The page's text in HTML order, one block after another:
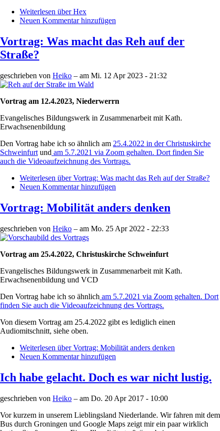
Weiterlesen über Hex
Neuen Kommentar hinzufügen
Vortrag: Was macht das Reh auf der
Straße?
geschrieben von Heiko – am Mi. 12 Apr 2023 - 21:32
Vortrag am 12.4.2023, Niederwerrn
Evangelisches Bildungswerk in Zusammenarbeit mit Kath.
Erwachsenenbildung
Den Vortrag habe ich so ähnlich am 25.4.2022 in der Christuskirche
Schweinfurt und am 5.7.2021 via Zoom gehalten. Dort finden Sie
auch die Videoaufzeichnung des Vortrags.
Weiterlesen über Vortrag: Was macht das Reh auf der Straße?
Neuen Kommentar hinzufügen
Vortrag: Mobilität anders denken
geschrieben von Heiko – am Mo. 25 Apr 2022 - 22:33
Vortrag am 25.4.2022, Christuskirche Schweinfurt
Evangelisches Bildungswerk in Zusammenarbeit mit Kath.
Erwachsenenbildung und VCD
Den Vortrag habe ich so ähnlich am 5.7.2021 via Zoom gehalten. Dort
finden Sie auch die Videoaufzeichnung des Vortrags.
Von diesem Vortrag am 25.4.2022 gibt es lediglich einen
Audiomitschnitt, siehe oben.
Weiterlesen über Vortrag: Mobilität anders denken
Neuen Kommentar hinzufügen
Ich habe gelacht. Doch es war nicht lustig.
geschrieben von Heiko – am Do. 20 Apr 2017 - 10:00
Vor kurzem in unserem Lieblingsland Niederlande. Wir fahren mit dem
Bus durch Groningen und Google Maps zeigt mir ein paar wirklich